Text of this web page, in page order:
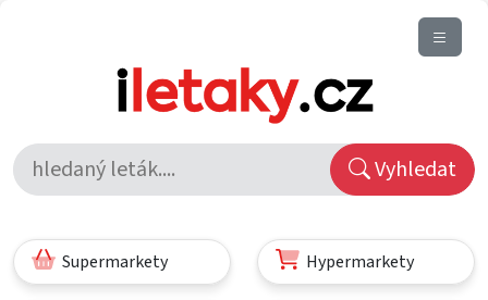
Vyhledat
Supermarkety Hypermarkety